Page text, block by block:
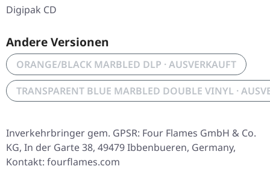
Digipak CD
Andere Versionen
ORANGE/BLACK MARBLED DLP · AUSVERKAUFT
TRANSPARENT BLUE MARBLED DOUBLE VINYL ·
Inverkehrbringer gem. GPSR: Four Flames GmbH & Co.
KG, In der Garte 38, 49479 Ibbenbueren, Germany,
Kontakt: fourflames.com